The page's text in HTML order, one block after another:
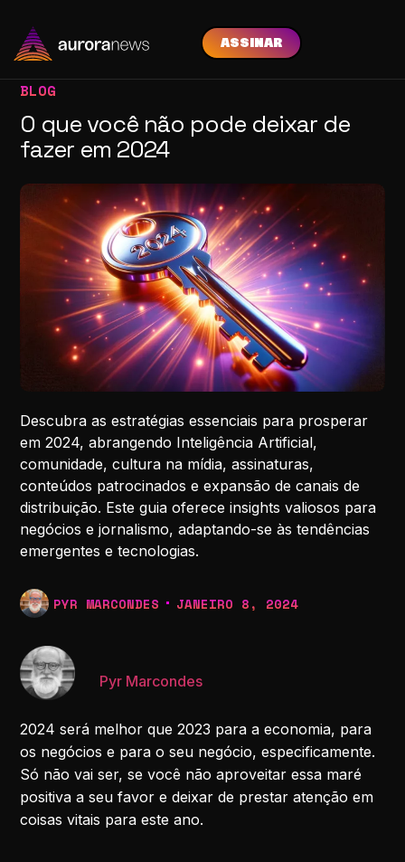
ASSINAR
BLOG
O que você não pode deixar de
fazer em 2024
Descubra as estratégias essenciais para prosperar
em 2024, abrangendo Inteligência Artificial,
comunidade, cultura na mídia, assinaturas,
conteúdos patrocinados e expansão de canais de
distribuição. Este guia oferece insights valiosos para
negócios e jornalismo, adaptando-se às tendências
emergentes e tecnologias.
PYR MARCONDES JANEIRO 8, 2024
Pyr Marcondes
2024 será melhor que 2023 para a economia, para
os negócios e para o seu negócio, especificamente.
Só não vai ser, se você não aproveitar essa maré
positiva a seu favor e deixar de prestar atenção em
coisas vitais para este ano.